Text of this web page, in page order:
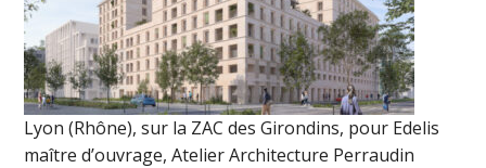
Lyon (Rhône), sur la ZAC des Girondins, pour Edelis
maître d’ouvrage, Atelier Architecture Perraudin